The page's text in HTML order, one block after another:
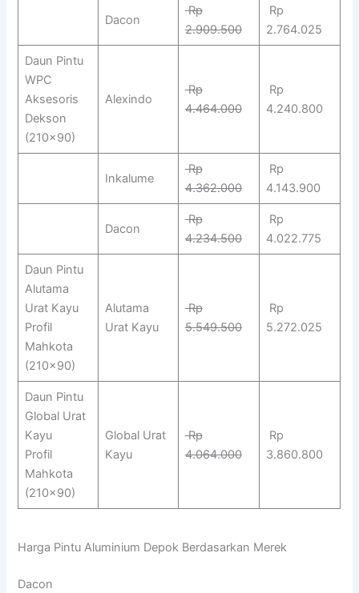
Dacon
Rp
2.909.500
Rp
2.764.025
Daun Pintu
WPC
Aksesoris
Dekson
(210×90)
Alexindo
Rp
4.464.000
Rp
4.240.800
Inkalume
Rp
4.362.000
Rp
4.143.900
Dacon
Rp
4.234.500
Rp
4.022.775
Daun Pintu
Alutama
Urat Kayu
Profil
Mahkota
(210×90)
Alutama
Urat Kayu
Rp
5.549.500
Rp
5.272.025
Daun Pintu
Global Urat
Kayu
Profil
Mahkota
(210×90)
Global Urat
Kayu
Rp
4.064.000
Rp
3.860.800
Harga Pintu Aluminium Depok Berdasarkan Merek
Dacon